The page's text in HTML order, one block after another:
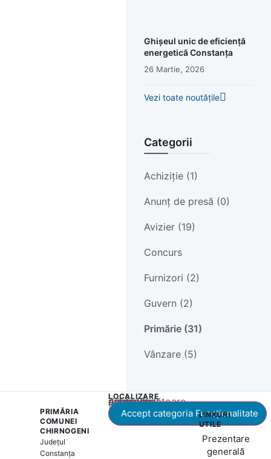
Ghișeul unic de eficiență
energetică Constanța
26 Martie, 2026
Vezi toate noutățile
Categorii
Achiziție (1)
Anunț de presă (0)
Avizier (19)
Concurs
Furnizori (2)
Guvern (2)
Primărie (31)
Vânzare (5)
PRIMĂRIA
COMUNEI
CHIRNOGENI
Județul
Constanța
LOCALIZARE
Acest conținut este blocat până când acceptați categoria corespunzătoare de cookie-uri.
Accept categoria Funcționalitate
LINKURI
UTILE
Prezentare
generală